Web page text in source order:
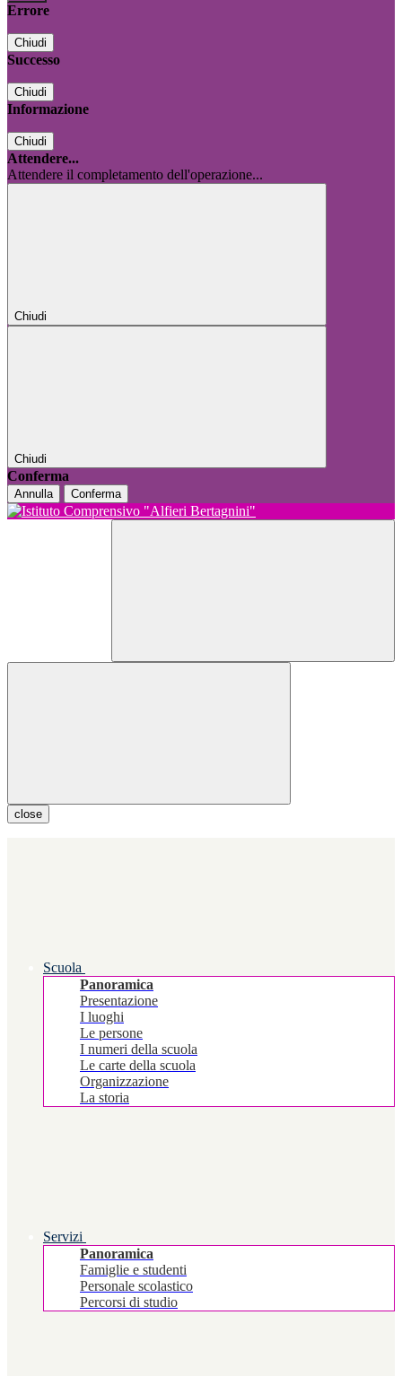
Errore
Chiudi
Successo
Chiudi
Informazione
Chiudi
Attendere...
Attendere il completamento dell'operazione...
Chiudi
Chiudi
Conferma
Annulla Conferma
close
Scuola
Panoramica
Presentazione
I luoghi
Le persone
I numeri della scuola
Le carte della scuola
Organizzazione
La storia
Servizi
Panoramica
Famiglie e studenti
Personale scolastico
Percorsi di studio